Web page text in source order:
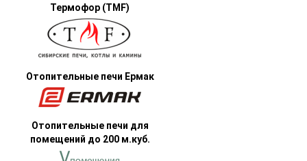
Термофор (TMF)
Отопительные печи Ермак
Отопительные печи для
помещений до 200 м.куб.